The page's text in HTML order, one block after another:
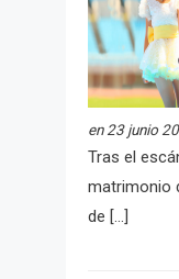
en 23 junio
Tras el
matrimonio
de […]